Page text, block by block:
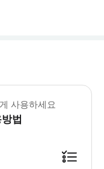
사항 * 데이터 전용 SIM
의사항 * 데이터 통신 사용
사용하세요
법